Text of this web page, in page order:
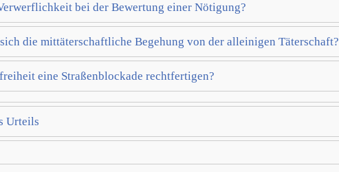
bei der Bewertung einer Nötigung?
die mittäterschaftliche Begehung von der alleinigen Täterschaft?
eine Straßenblockade rechtfertigen?
Urteils